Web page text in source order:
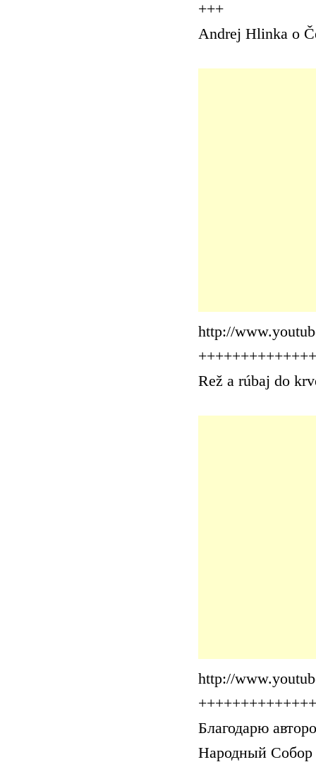
+++
Andrej Hlinka o
http://
Rež a rúbaj do
http://
Благодарю
Народный Собор